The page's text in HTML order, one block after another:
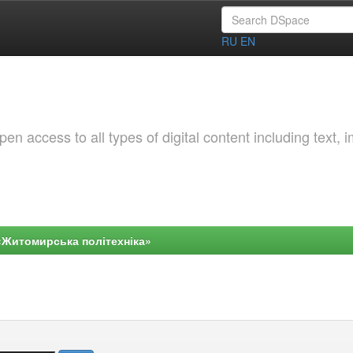
RU EN
access to all types of digital content including text,
політехніка»